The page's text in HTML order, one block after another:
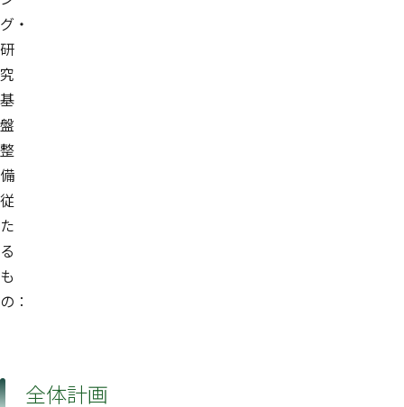
グ・
研
究
基
盤
整
備
従
た
る
も
の：
全体計画